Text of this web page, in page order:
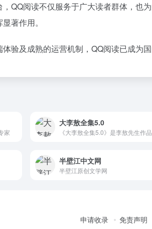
QQ阅读不仅服务于广大读者群体，也
著作用。
验及成熟的运营机制，QQ阅读已成为
家
大李敖全集5.0
半壁江中文网
半壁江原创文学网
申请收录 免责声明